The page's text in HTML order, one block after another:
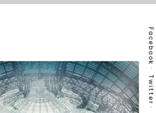
Facebook
Twitter